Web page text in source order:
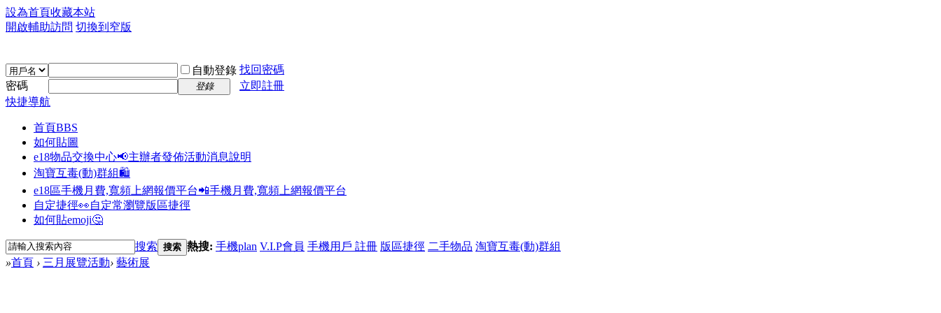
設為首頁收藏本站
開啟輔助訪問 切換到窄版
自動登錄 找回密碼
密碼
登錄
立即註冊
快捷導航
首頁BBS
如何貼圖
e18物品交換中心📢主辦者發佈活動消息說明
淘寶互毒(動)群組🛍️
e18區手機月費,寬頻上網報價平台📲手機月費,寬頻上網報價平台
自定捷徑👀自定常瀏覽版區捷徑
如何貼emoji🤔
搜索 搜索 熱搜: 手機plan V.I.P會員 手機用戶 註冊 版區捷徑 二手物品 淘寶互毒(動)群組
»首頁 › 三月展覽活動› 藝術展